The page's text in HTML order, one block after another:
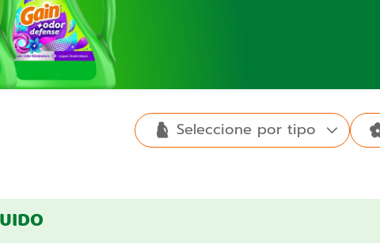
Seleccione por tipo
de ropa
líquido
Suavizantes
Hojitas para
Odor
Defense